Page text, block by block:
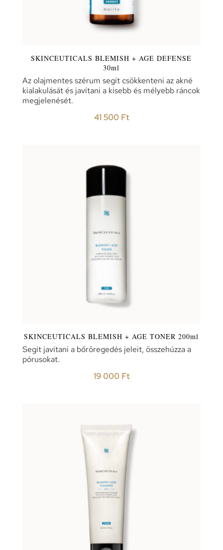
SKINCEUTICALS BLEMISH + AGE DEFENSE
30ml
Az olajmentes szérum segít csökkenteni az akné
kialakulását és javítani a kisebb és mélyebb ráncok
megjelenését.
41 500 Ft
SKINCEUTICALS BLEMISH + AGE TONER 200ml
Segít javítani a bőröregedés jeleit, összehúzza a
pórusokat.
19 000 Ft